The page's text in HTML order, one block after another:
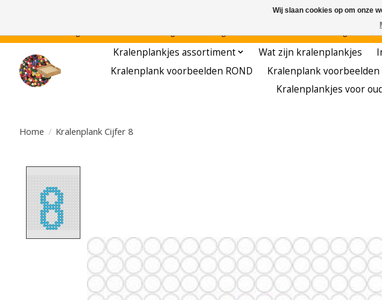
Kralenplankjes assortiment Wat zijn kralenplankjes
Kralenplank voorbeelden ROND
Kralenplank voorbeelden
Kralenplankjes voor
Home / Kralenplank Cijfer 8
Wij slaan cookies op om onze